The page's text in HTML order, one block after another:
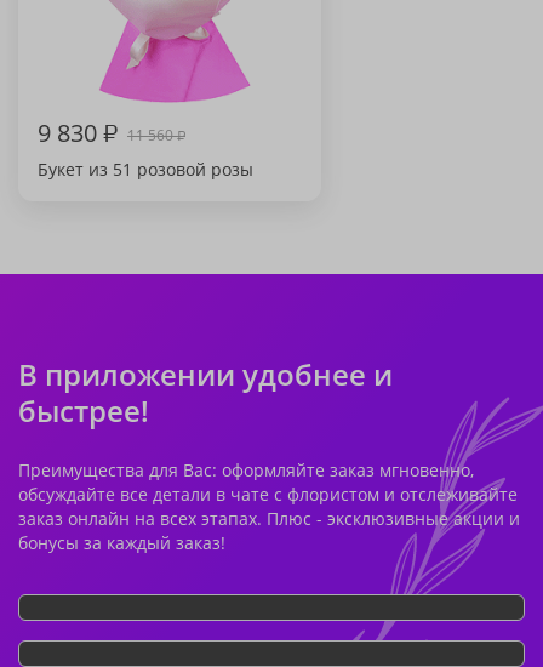
9 830₽ 11 560₽
Букет из 51 розовой розы
В приложении удобнее и
быстрее!
Преимущества для Вас: оформляйте заказ мгновенно,
обсуждайте все детали в чате с флористом и отслеживайте
заказ онлайн на всех этапах. Плюс - эксклюзивные акции и
бонусы за каждый заказ!